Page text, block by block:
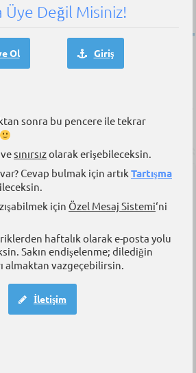
Kaptanını Ne Zaman Aramalı?
Üye Değil Misiniz!
Ol Giriş
sonra bu pencere ile tekrar
vesınırsızolarak erişebileceksin.
Cevap bulmak için artık Tartışma
için Özel Mesaj Sistemi‘ni
haftalık olarak e-posta yolu
Sakın endişelenme; dilediğin
almaktan vazgeçebilirsin.
İletişim